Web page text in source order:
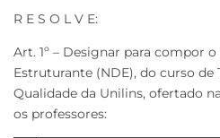
R E S O L V E:
Art. 1º – Designar para compor
Estruturante (NDE), do curso de
Qualidade da Unilins, ofertado
os professores: